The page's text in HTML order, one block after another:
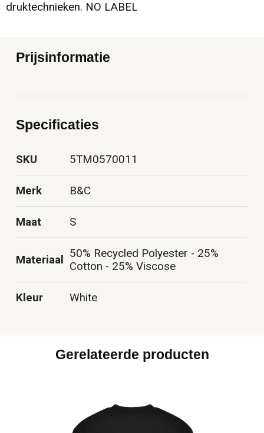
druktechnieken. NO LABEL
Prijsinformatie
Specificaties
SKU 5TM0570011
Merk B&C
Maat S
Materiaal
50% Recycled Polyester - 25%
Cotton - 25% Viscose
Kleur White
Gerelateerde producten